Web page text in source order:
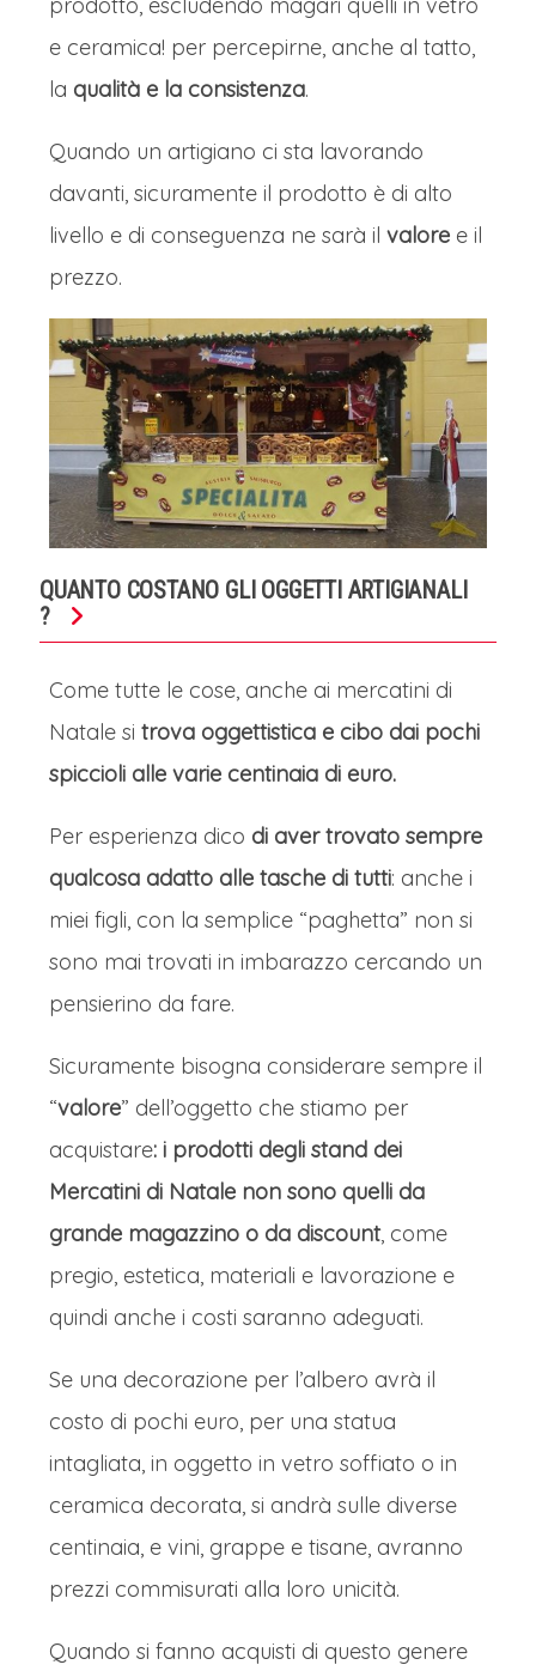
e ceramica! per percepirne, anche al tatto,
la qualità e la consistenza.
Quando un artigiano ci sta lavorando
davanti, sicuramente il prodotto è di alto
livello e di conseguenza ne sarà il valore e il
prezzo.
QUANTO COSTANO GLI OGGETTI ARTIGIANALI
?
Come tutte le cose, anche ai mercatini di
Natale si trova oggettistica e cibo dai pochi
spiccioli alle varie centinaia di euro.
Per esperienza dico di aver trovato sempre
qualcosa adatto alle tasche di tutti: anche i
miei figli, con la semplice “paghetta” non si
sono mai trovati in imbarazzo cercando un
pensierino da fare.
Sicuramente bisogna considerare sempre il
“valore” dell’oggetto che stiamo per
acquistare: i prodotti degli stand dei
Mercatini di Natale non sono quelli da
grande magazzino o da discount, come
pregio, estetica, materiali e lavorazione e
quindi anche i costi saranno adeguati.
Se una decorazione per l’albero avrà il
costo di pochi euro, per una statua
intagliata, in oggetto in vetro soffiato o in
ceramica decorata, si andrà sulle diverse
centinaia, e vini, grappe e tisane, avranno
prezzi commisurati alla loro unicità.
Quando si fanno acquisti di questo genere